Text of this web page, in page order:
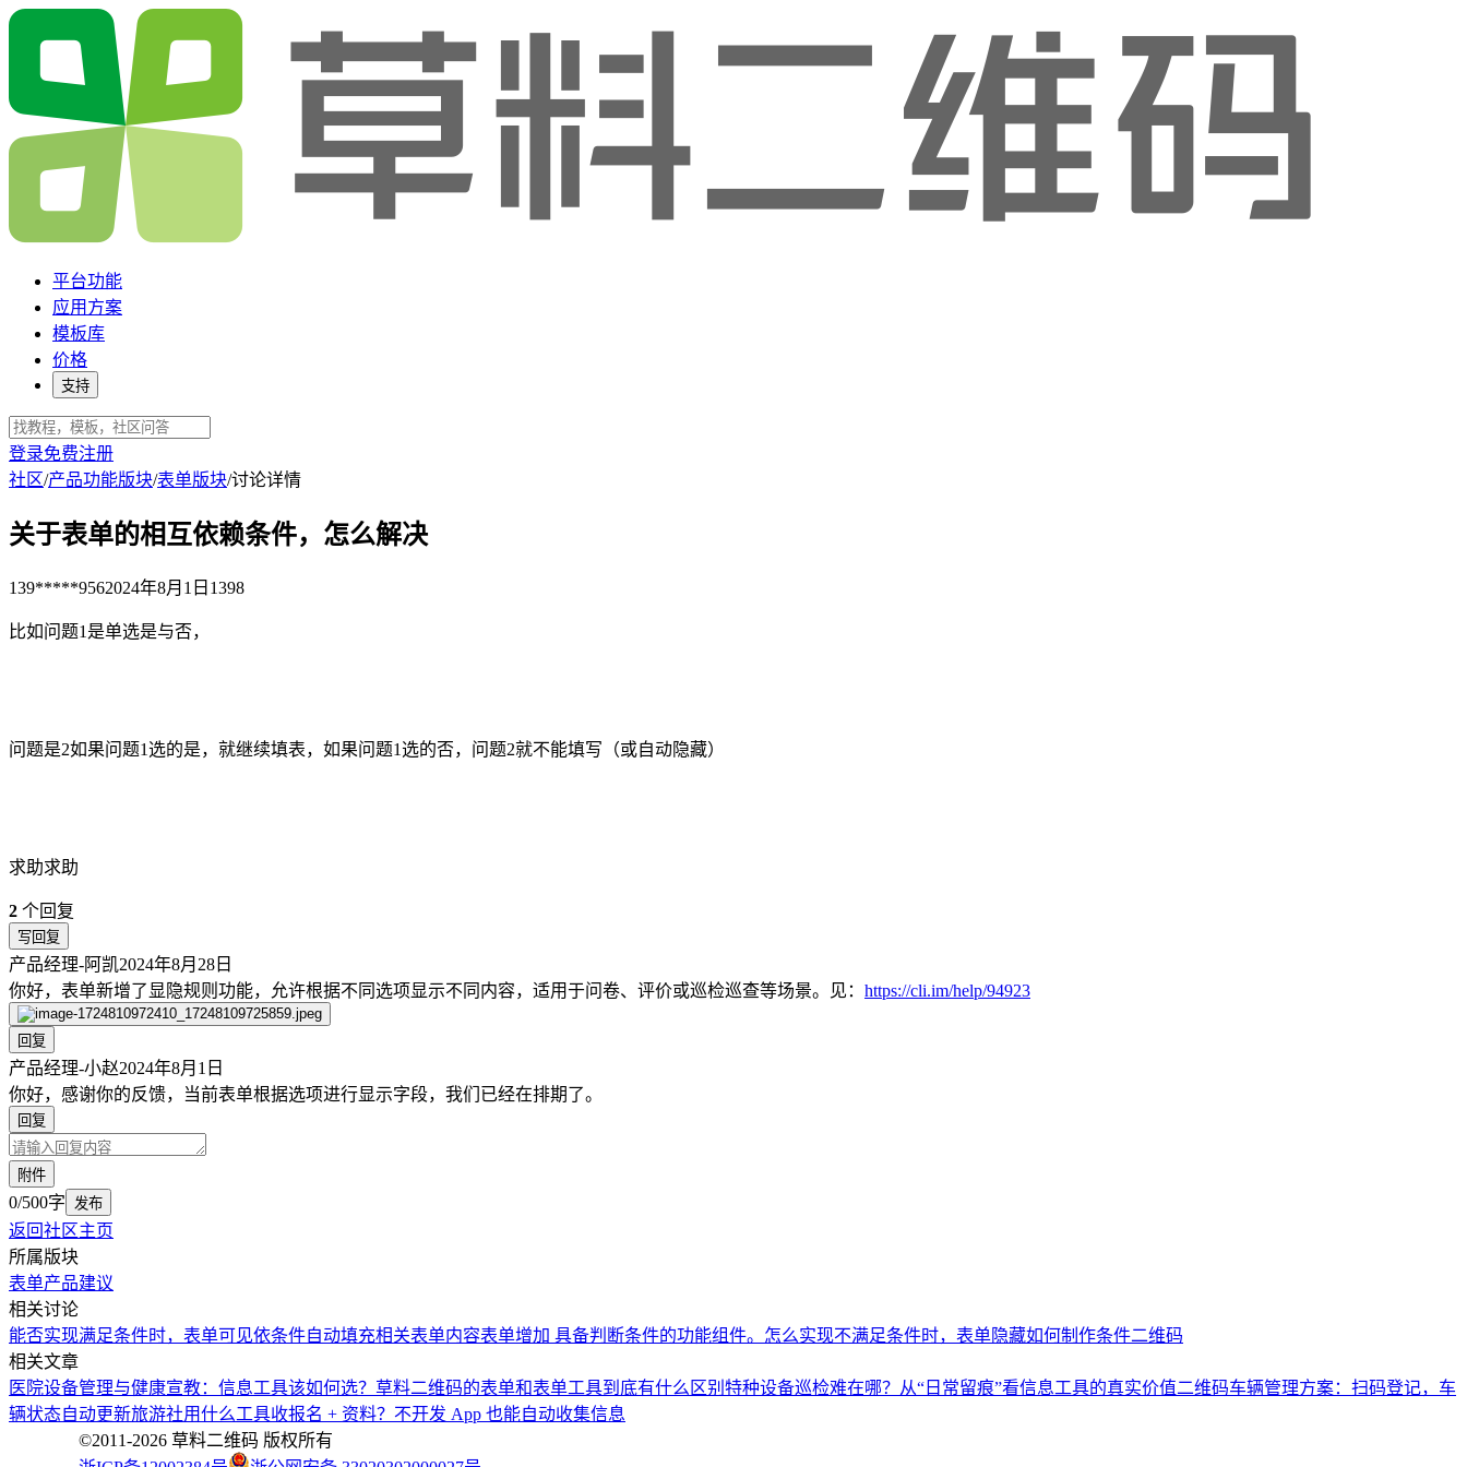
平台功能
应用方案
模板库
价格
支持
登录免费注册
社区/产品功能版块/表单版块/讨论详情
关于表单的相互依赖条件，怎么解决
139*****9562024年8月1日 1398
比如问题1是单选是与否，
问题是2如果问题1选的是，就继续填表，如果问题1选的否，问题2就不能填写（或自动隐藏）
求助求助
2 个回复
写回复
产品经理-阿凯2024年8月28日
你好，表单新增了显隐规则功能，允许根据不同选项显示不同内容，适用于问卷、评价或巡检巡查等场景。见： https://cli.im/help/94923
回复
产品经理-小赵2024年8月1日
你好，感谢你的反馈，当前表单根据选项进行显示字段，我们已经在排期了。
回复
附件
0/500字 发布
返回社区主页
所属版块
表单产品建议
相关讨论
能否实现满足条件时，表单可见依条件自动填充相关表单内容表单增加 具备判断条件的功能组件。 怎么实现不满足条件时，表单隐藏如何制作条件二维码
相关文章
医院设备管理与健康宣教：信息工具该如何选？ 草料二维码的表单和表单工具到底有什么区别 特种设备巡检难在哪？从“日常留痕”看信息工具的真实价值二维码车辆管理方案：扫码登记，车
辆状态自动更新旅游社用什么工具收报名 + 资料？不开发 App 也能自动收集信息
©2011-2026 草料二维码 版权所有